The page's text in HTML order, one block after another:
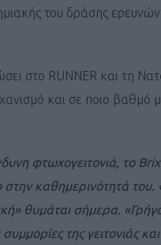
του δράσης
στο RUNNER και τη
και σε ποιο βαθμό
φτωχογειτονιά, το
στην καθημερινότητά
θυμάται σήμερα.
της γειτονιάς